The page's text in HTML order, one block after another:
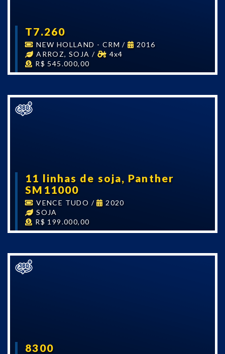
T7.260
NEW HOLLAND - CRM /
2016
ARROZ, SOJA /
4x4
R$ 545.000,00
11 linhas de soja, Panther
SM11000
VENCE TUDO /
2020
SOJA
R$ 199.000,00
8300